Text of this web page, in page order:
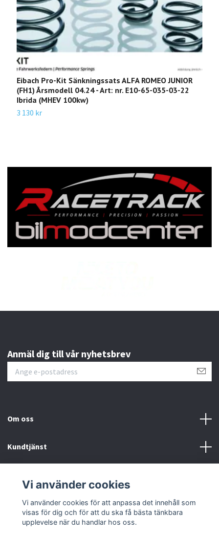
Eibach Pro-Kit Sänkningssats ALFA ROMEO JUNIOR
(FH1) Årsmodell 04.24 - Art: nr. E10-65-035-03-22
Ibrida (MHEV 100kw)
3 130 kr
Anmäl dig till vår nyhetsbrev
Om oss
Kundtjänst
Sociala medier
Vi använder cookies
Vi använder cookies för att anpassa det innehåll som
visas för dig och för att du ska få bästa tänkbara
upplevelse när du handlar hos oss.